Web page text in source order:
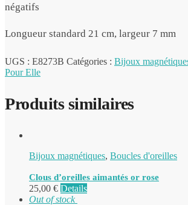
négatifs
Longueur standard 21 cm, largeur 7 mm
UGS : E8273B Catégories : Bijoux
Pour Elle
Produits similaires
Bijoux magnétiques, Boucles d'oreilles
Clous d’oreilles aimantés or rose
25,00 € Details
Out of stock